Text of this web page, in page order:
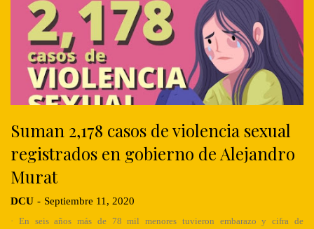
Suman 2,178 casos de violencia sexual
registrados en gobierno de Alejandro
Murat
DCU - Septiembre 11, 2020
· En seis años más de 78 mil menores tuvieron embarazo y cifra de